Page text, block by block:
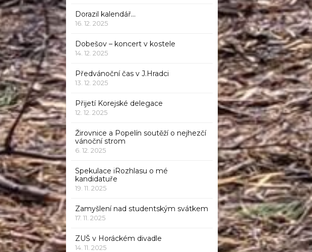
Dorazil kalendář…
16. 12. 2025
Dobešov – koncert v kostele
14. 12. 2025
Předvánoční čas v J.Hradci
13. 12. 2025
Přijetí Korejské delegace
12. 12. 2025
Žirovnice a Popelín soutěží o nejhezčí
vánoční strom
6. 12. 2025
Spekulace iRozhlasu o mé
kandidatuře
19. 11. 2025
Zamyšlení nad studentským svátkem
17. 11. 2025
ZUŠ v Horáckém divadle
14. 11. 2025